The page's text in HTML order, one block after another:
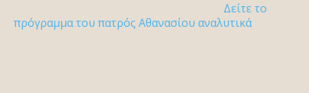
Δείτε το
πρόγραμμα του πατρός Αθανασίου αναλυτικά